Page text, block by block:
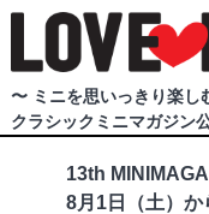
〜 ミニを思いっきり楽し
クラシックミニマガジン
13th
8月1日（土）か